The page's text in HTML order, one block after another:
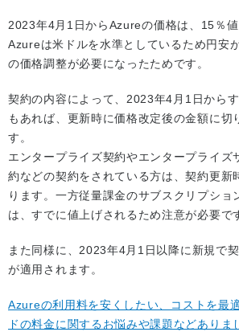
2023年4月1日からAzureの価格は、15％値
Azureは米ドルを水準としているため円安
の価格調整が必要になったためです。
契約の内容によって、2023年4月1日から
もあれば、更新時に価格改定後の金額に切
す。
エンタープライズ契約やエンタープライズ
約などの契約をされている方は、契約更新
ります。一方従量課金のサブスクリプショ
は、すでに値上げされるため注意が必要で
また同様に、2023年4月1日以降に新規で
が適用されます。
Azureの利用料を安くしたい、コストを最
ドの料金に関するお悩みや課題などありま